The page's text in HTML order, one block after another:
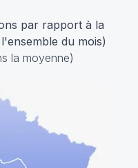
par rapport à la
du mois)
la moyenne)